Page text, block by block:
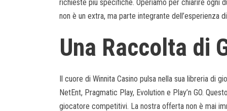
richieste più specifiche. Operiamo per chiarire ogni
non è un extra, ma parte integrante dell’esperienza
Una Raccolta di
Il cuore di Winnita Casino pulsa nella sua libreria di
NetEnt, Pragmatic Play, Evolution e Play’n GO.
giocatore competitivi. La nostra offerta non è mai